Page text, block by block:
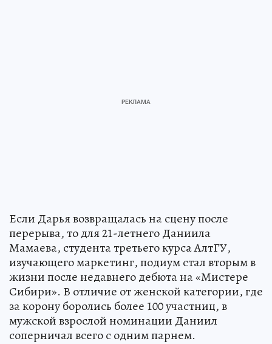
Если Дарья возвращалась на сцену после
перерыва, то для 21-летнего Даниила
Мамаева, студента третьего курса АлтГУ,
изучающего маркетинг, подиум стал вторым в
жизни после недавнего дебюта на «Мистере
Сибири». В отличие от женской категории, где
за корону боролись более 100 участниц, в
мужской взрослой номинации Даниил
соперничал всего с одним парнем.